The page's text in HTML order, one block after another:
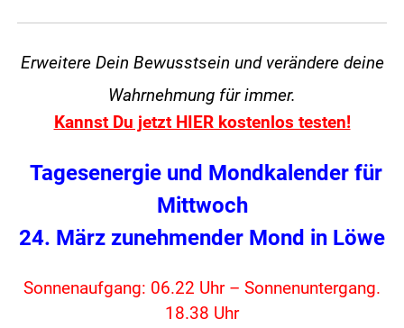
Erweitere Dein Bewusstsein und verändere deine
Wahrnehmung für immer.
Kannst Du jetzt HIER kostenlos testen!
Tagesenergie und Mondkalender für
Mittwoch
24. März zunehmender Mond in Löwe
Sonnenaufgang: 06.22 Uhr – Sonnenuntergang.
18.38 Uhr